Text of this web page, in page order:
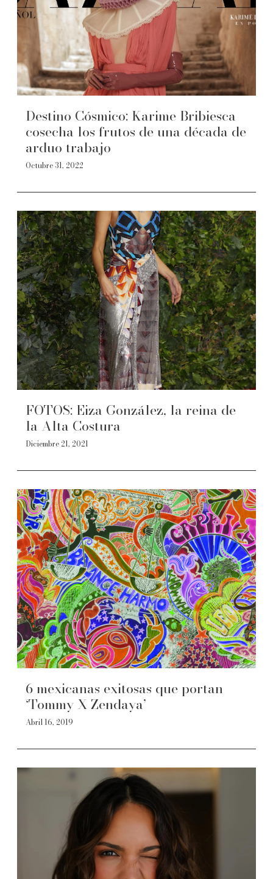
Destino Cósmico: Karime Bribiesca
cosecha los frutos de una década de
arduo trabajo
Octubre 31, 2022
FOTOS: Eiza González, la reina de
la Alta Costura
Diciembre 21, 2021
6 mexicanas exitosas que portan
‘Tommy X Zendaya’
Abril 16, 2019